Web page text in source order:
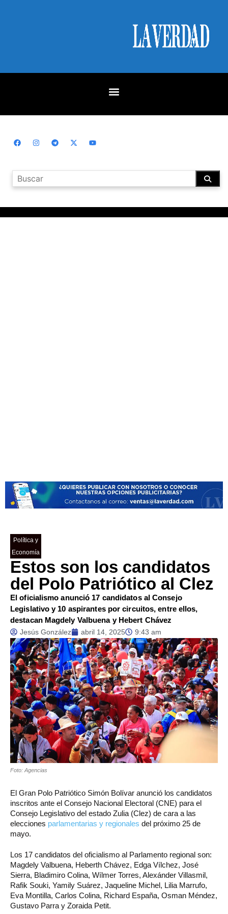
Política y
Economía
Estos son los candidatos
del Polo Patriótico al Clez
El oficialismo anunció 17 candidatos al Consejo
Legislativo y 10 aspirantes por circuitos, entre ellos,
destacan Magdely Valbuena y Hebert Chávez
Jesús González abril 14, 2025 9:43 am
Foto: Agencias
El Gran Polo Patriótico Simón Bolívar anunció los candidatos
inscritos ante el Consejo Nacional Electoral (CNE) para el
Consejo Legislativo del estado Zulia (Clez) de cara a las
elecciones parlamentarias y regionales del próximo 25 de
mayo.
Los 17 candidatos del oficialismo al Parlamento regional son:
Magdely Valbuena, Heberth Chávez, Edga Vílchez, José
Sierra, Bladimiro Colina, Wílmer Torres, Alexánder Villasmil,
Rafik Souki, Yamily Suárez, Jaqueline Michel, Lilia Marrufo,
Eva Montilla, Carlos Colina, Richard España, Osman Méndez,
Gustavo Parra y Zoraida Petit.